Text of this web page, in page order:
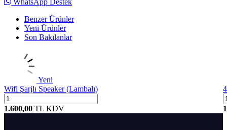
Benzer Ürünler
Yeni Ürünler
Son Bakılanlar
Yeni
Wifi Şarjlı Speaker (Lambalı)
1.600,00 TL KDV